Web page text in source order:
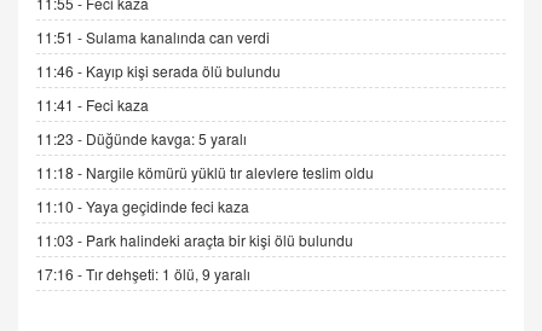
DR. EKREM ASLAN
Gerçek Ne, Algı Ne? "Beraber Yürüyoruz"
Cümlesinin Peşinden
19.07.2025 12:45
GÖNÜL MENEKŞE
Şifacının Yolu
04.11.2025 12:56
AV. RÜMEYSA ÖZKALE
Kira Uyuşmazlıklarında Dava Açmadan Önce
11:51 -Sulama kanalında can verdi
11:46 - Kayıp kişi serada ölü bulundu
11:41 - Feci kaza
11:23 - Düğünde kavga: 5 yaralı
11:18 - Nargile kömürü yüklü tır alevlere teslim oldu
11:10 -Yaya geçidinde feci kaza
11:03 - Park halindeki araçta bir kişi ölü bulundu
17:16 -Tır dehşeti: 1 ölü, 9 yaralı